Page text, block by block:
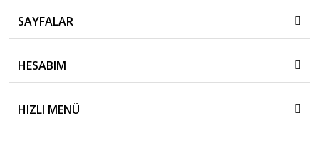
SAYFALAR
HESABIM
HIZLI MENÜ